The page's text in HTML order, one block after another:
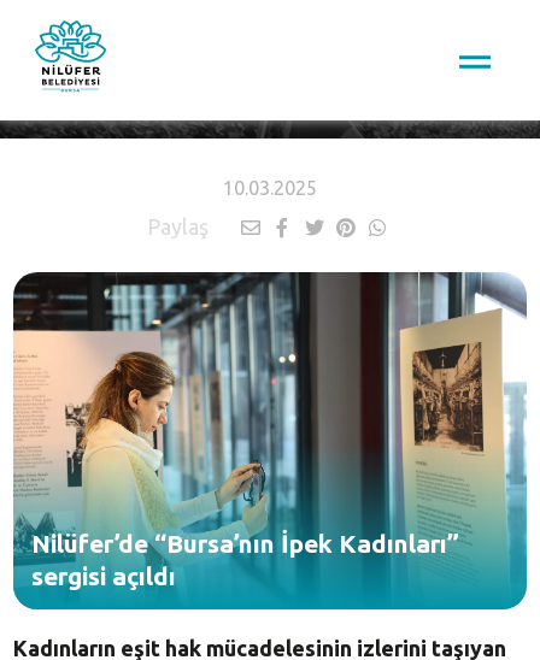
10.03.2025
Paylaş
Nilüfer’de “Bursa’nın İpek Kadınları”
sergisi açıldı
Kadınların eşit hak mücadelesinin izlerini taşıyan